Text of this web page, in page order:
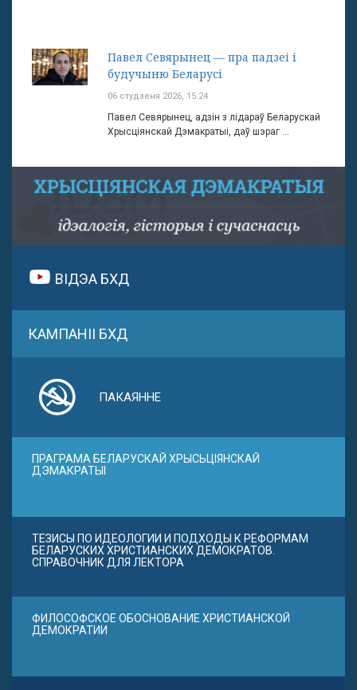
Павел Севярынец — пра падзеі і
будучыню Беларусі
06 студзеня 2026, 15:24
Павел Севярынец, адзін з лідараў Беларускай
Хрысціянскай Дэмакратыі, даў шэраг ...
ВІДЭА БХД
КАМПАНІІ БХД
ПАКАЯННЕ
ПРАГРАМА БЕЛАРУСКАЙ ХРЫСЬЦІЯНСКАЙ
ДЭМАКРАТЫІ
ТЕЗИСЫ ПО ИДЕОЛОГИИ И ПОДХОДЫ К РЕФОРМАМ
БЕЛАРУСКИХ ХРИСТИАНСКИХ ДЕМОКРАТОВ.
СПРАВОЧНИК ДЛЯ ЛЕКТОРА
ФИЛОСОФСКОЕ ОБОСНОВАНИЕ ХРИСТИАНСКОЙ
ДЕМОКРАТИИ